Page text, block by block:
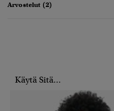
Arvostelut (2)
Käytä Sitä...